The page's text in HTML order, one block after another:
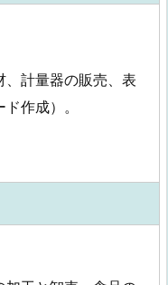
計量器の販売、表
作成）。